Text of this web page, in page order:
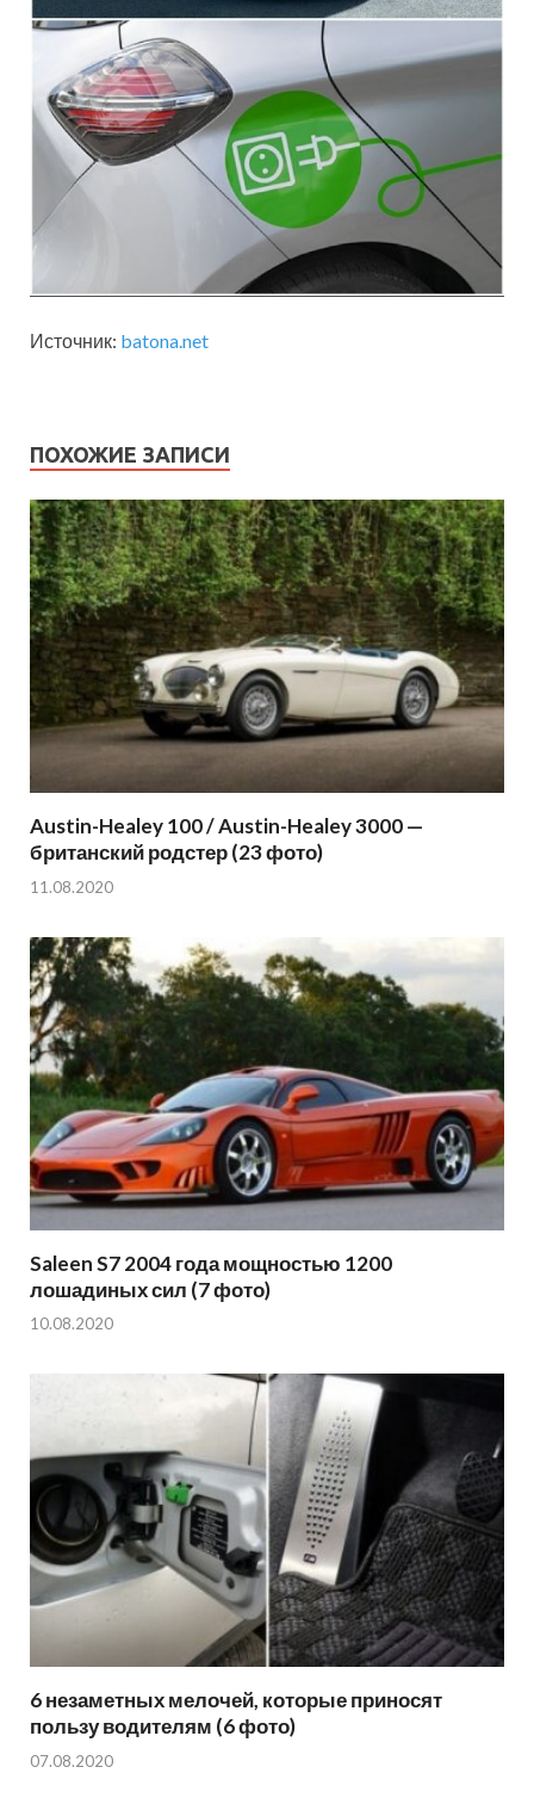
Источник: batona.net
ПОХОЖИЕ ЗАПИСИ
Austin-Healey 100 / Austin-Healey 3000 —
британский родстер (23 фото)
11.08.2020
Saleen S7 2004 года мощностью 1200
лошадиных сил (7 фото)
10.08.2020
6 незаметных мелочей, которые приносят
пользу водителям (6 фото)
07.08.2020